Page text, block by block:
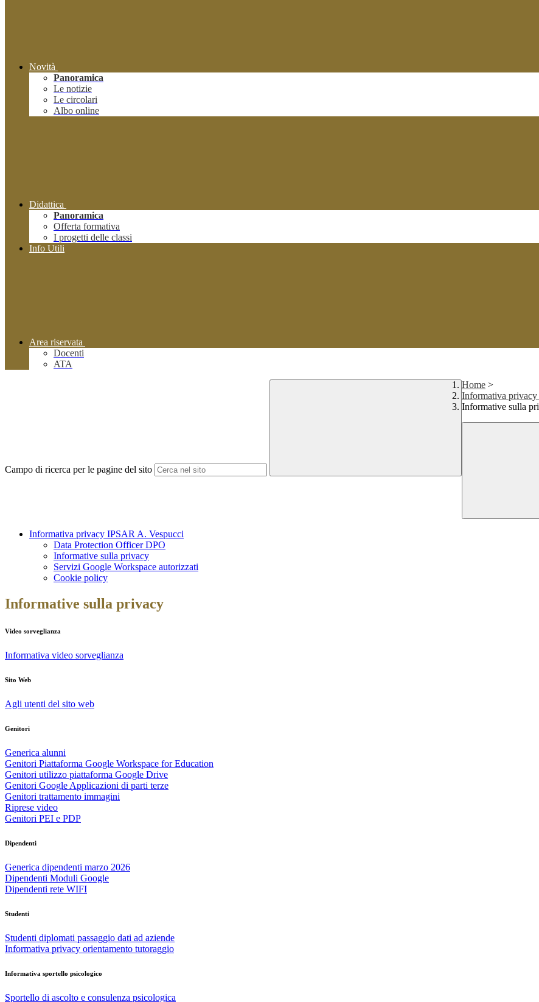
Novità
Panoramica
Le notizie
Le circolari
Albo online
Didattica
Panoramica
Offerta formativa
I progetti delle classi
Info Utili
Area riservata
Docenti
ATA
Campo di ricerca per le pagine del sito
Home >
Informativa
Informative sulla
Informativa privacy IPSAR A. Vespucci
Data Protection Officer DPO
Informative sulla privacy
Servizi Google Workspace autorizzati
Cookie policy
Informative sulla privacy
Video sorveglianza
Informativa video sorveglianza
Sito Web
Agli utenti del sito web
Genitori
Generica alunni
Genitori Piattaforma Google Workspace for Education
Genitori utilizzo piattaforma Google Drive
Genitori Google Applicazioni di parti terze
Genitori trattamento immagini
Riprese video
Genitori PEI e PDP
Dipendenti
Generica dipendenti marzo 2026
Dipendenti Moduli Google
Dipendenti rete WIFI
Studenti
Studenti diplomati passaggio dati ad aziende
Informativa privacy orientamento tutoraggio
Informativa sportello psicologico
Sportello di ascolto e consulenza psicologica